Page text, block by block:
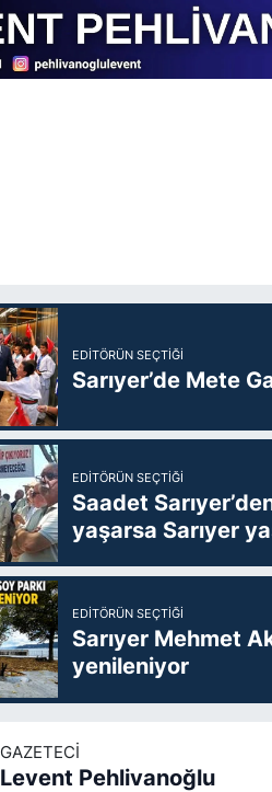
EDITÖRÜN SEÇTIĞI
Sarıyer’de Mete
EDITÖRÜN SEÇTIĞI
Saadet
yaşarsa Sarıyer
EDITÖRÜN SEÇTIĞI
Sarıyer Mehmet
yenileniyor
GAZETECI
Levent Pehlivanoğlu